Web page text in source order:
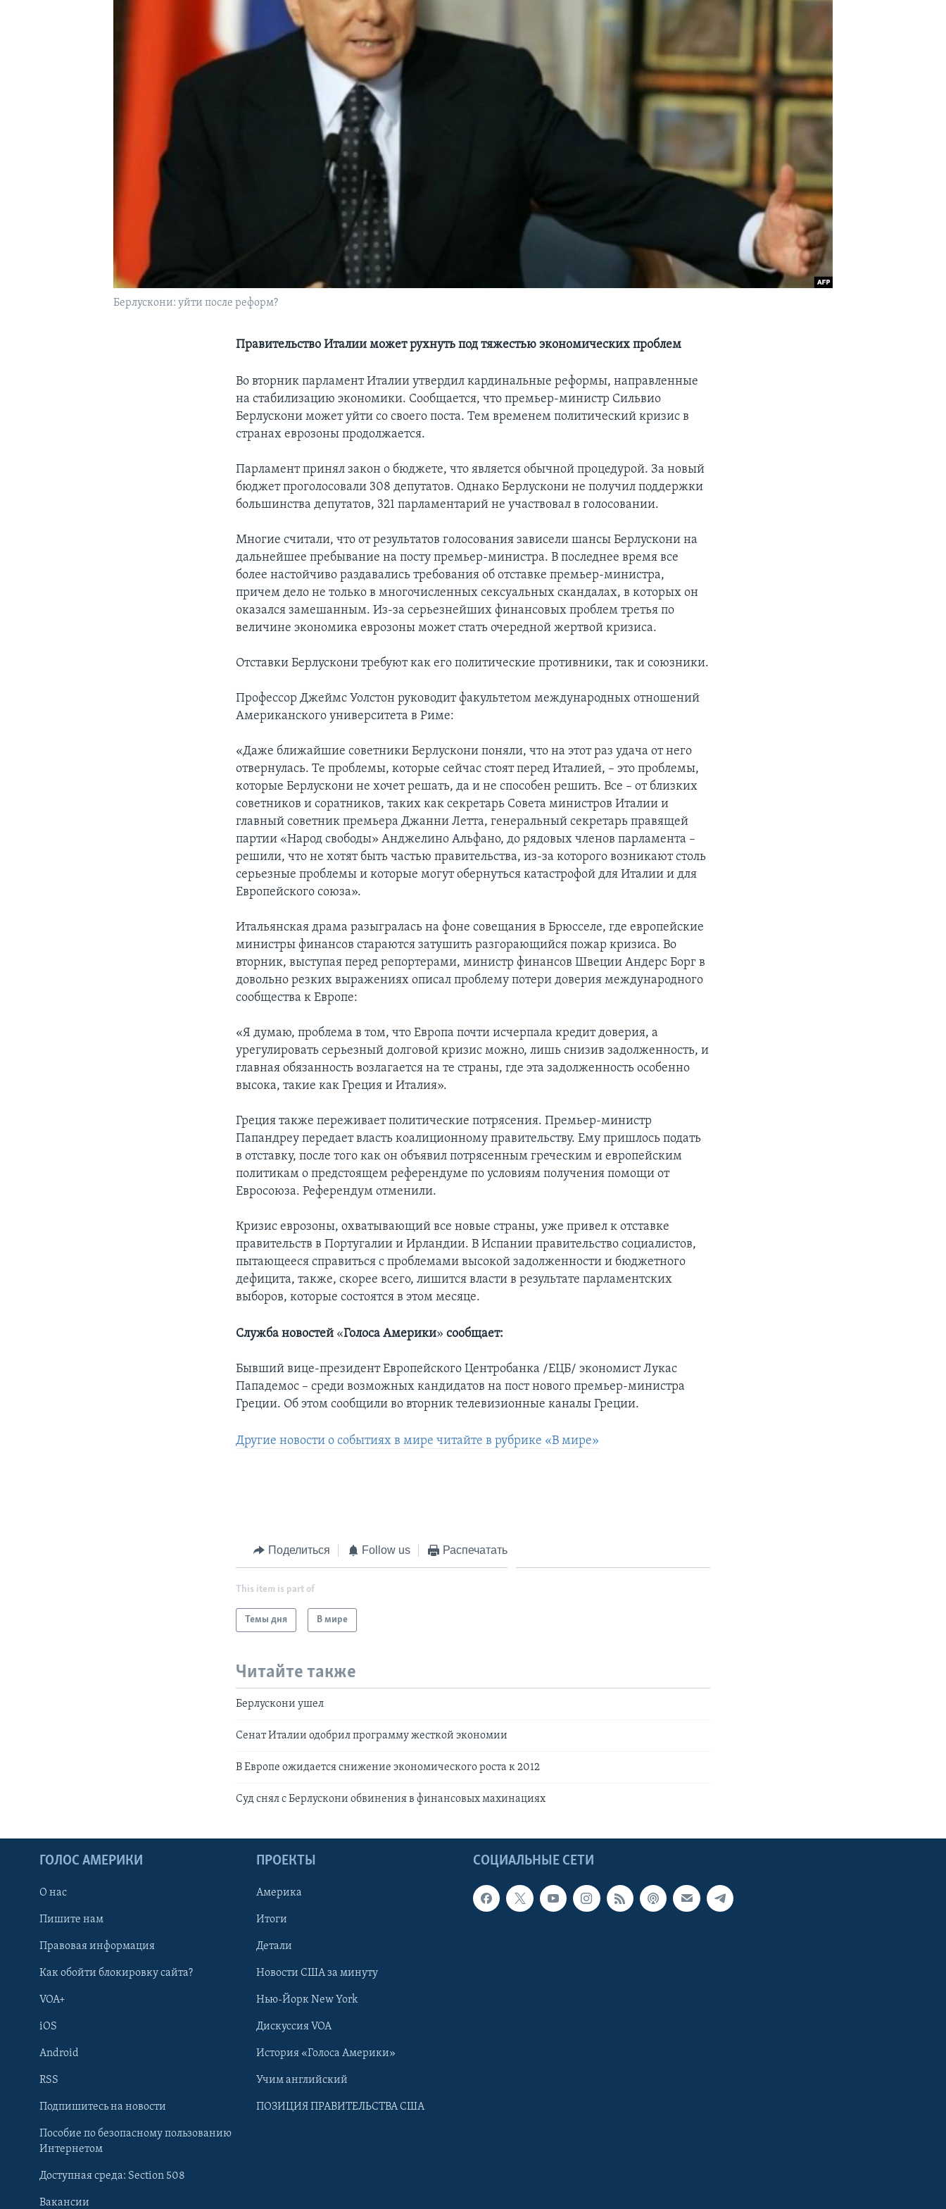
Learning English
Берлускони: уйти после реформ?
Правительство Италии может рухнуть под тяжестью экономических проблем
Во вторник парламент Италии утвердил кардинальные реформы, направленные
на стабилизацию экономики. Сообщается, что премьер-министр Сильвио
Берлускони может уйти со своего поста. Тем временем политический кризис в
странах еврозоны продолжается.
Парламент принял закон о бюджете, что является обычной процедурой. За новый
бюджет проголосовали 308 депутатов. Однако Берлускони не получил поддержки
большинства депутатов, 321 парламентарий не участвовал в голосовании.
Многие считали, что от результатов голосования зависели шансы Берлускони на
дальнейшее пребывание на посту премьер-министра. В последнее время все
более настойчиво раздавались требования об отставке премьер-министра,
причем дело не только в многочисленных сексуальных скандалах, в которых он
оказался замешанным. Из-за серьезнейших финансовых проблем третья по
величине экономика еврозоны может стать очередной жертвой кризиса.
Отставки Берлускони требуют как его политические противники, так и союзники.
Профессор Джеймс Уолстон руководит факультетом международных отношений
Американского университета в Риме:
«Даже ближайшие советники Берлускони поняли, что на этот раз удача от него
отвернулась. Те проблемы, которые сейчас стоят перед Италией, – это проблемы,
которые Берлускони не хочет решать, да и не способен решить. Все – от близких
советников и соратников, таких как секретарь Совета министров Италии и
главный советник премьера Джанни Летта, генеральный секретарь правящей
партии «Народ свободы» Анджелино Альфано, до рядовых членов парламента –
решили, что не хотят быть частью правительства, из-за которого возникают столь
серьезные проблемы и которые могут обернуться катастрофой для Италии и для
Европейского союза».
Итальянская драма разыгралась на фоне совещания в Брюсселе, где европейские
министры финансов стараются затушить разгорающийся пожар кризиса. Во
вторник, выступая перед репортерами, министр финансов Швеции Андерс Борг в
довольно резких выражениях описал проблему потери доверия международного
сообщества к Европе:
«Я думаю, проблема в том, что Европа почти исчерпала кредит доверия, а
урегулировать серьезный долговой кризис можно, лишь снизив задолженность, и
главная обязанность возлагается на те страны, где эта задолженность особенно
высока, такие как Греция и Италия».
Греция также переживает политические потрясения. Премьер-министр
Папандреу передает власть коалиционному правительству. Ему пришлось подать
в отставку, после того как он объявил потрясенным греческим и европейским
политикам о предстоящем референдуме по условиям получения помощи от
Евросоюза. Референдум отменили.
Кризис еврозоны, охватывающий все новые страны, уже привел к отставке
правительств в Португалии и Ирландии. В Испании правительство социалистов,
пытающееся справиться с проблемами высокой задолженности и бюджетного
дефицита, также, скорее всего, лишится власти в результате парламентских
выборов, которые состоятся в этом месяце.
Служба новостей «Голоса Америки» сообщает:
Бывший вице-президент Европейского Центробанка /ЕЦБ/ экономист Лукас
Пападемос – среди возможных кандидатов на пост нового премьер-министра
Греции. Об этом сообщили во вторник телевизионные каналы Греции.
Другие новости о событиях в мире читайте в рубрике «В мире»
Поделиться Follow us Распечатать
This item is part of
Темы дня В мире
Читайте также
Берлускони ушел
Сенат Италии одобрил программу жесткой экономии
В Европе ожидается снижение экономического роста к 2012
Суд снял с Берлускони обвинения в финансовых махинациях
СОЦИАЛЬНЫЕ СЕТИ
ГОЛОС АМЕРИКИ
О нас
Пишите нам
Правовая информация
Как обойти блокировку сайта?
VOA+
iOS
Android
RSS
Подпишитесь на новости
Пособие по безопасному пользованию
Интернетом
Доступная среда: Section 508
Вакансии
ПРОЕКТЫ
Америка
Итоги
Детали
Новости США за минуту
Нью-Йорк New York
Дискуссия VOA
История «Голоса Америки»
Учим английский
ПОЗИЦИЯ ПРАВИТЕЛЬСТВА США